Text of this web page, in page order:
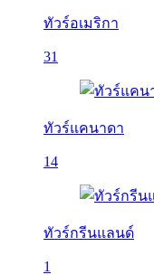
ทัวร์อเมริกา
31
ทัวร์แคนาดา
14
ทัวร์กรีนแลนด์
1